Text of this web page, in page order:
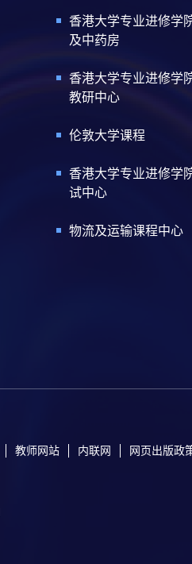
香港大学专业进修学
及中药房
香港大学专业进修学
教研中心
伦敦大学课程
香港大学专业进修学
试中心
物流及运输课程中心
教师网站 内联网 网页出版政